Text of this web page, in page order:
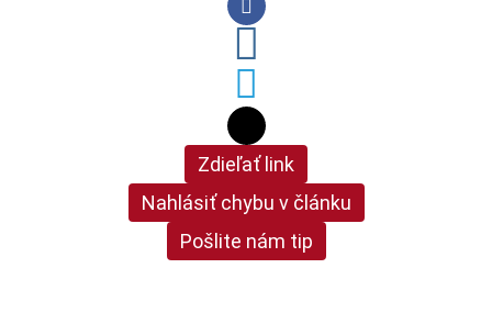
Zdieľať link
Nahlásiť chybu v článku
Pošlite nám tip